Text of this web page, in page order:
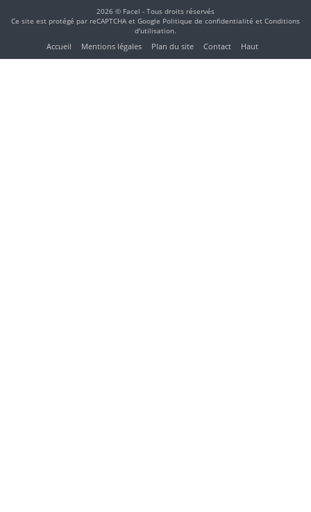
2026 © Facel - Tous droits réservés
Ce site est protégé par reCAPTCHA et Google Politique de confidentialité et Conditions
d'utilisation.
Accueil Mentions légales Plan du site Contact Haut